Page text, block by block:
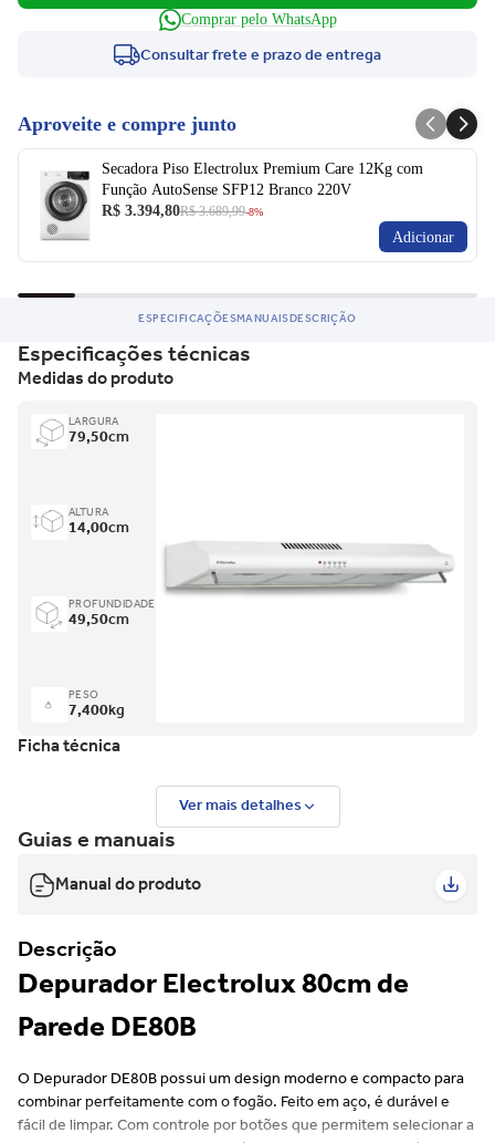
tiveram suas embalagens danificadas, ou serem apenas ponta de
estoque, não tendo nenhum dano.
fabricação.
Ficou com dúvida e não quer perder a oportunidade?
Entre em contato para saber mais do produto.
Comprar pelo WhatsApp
Consultar frete e prazo de entrega
Aproveite e compre junto
Secadora Piso Electrolux Premium Care 12Kg com
Função AutoSense SFP12 Branco 220V
R$ 3.394,80R$ 3.689,99-8%
Adicionar
ESPECIFICAÇÕESMANUAISDESCRIÇÃO
Especificações técnicas
Medidas do produto
LARGURA
79,50cm
ALTURA
14,00cm
PROFUNDIDADE
49,50cm
PESO
7,400kg
Ficha técnica
Ver mais detalhes
Guias e manuais
Manual do produto
Descrição
Depurador Electrolux 80cm de
Parede DE80B
O Depurador DE80B possui um design moderno e compacto para
combinar perfeitamente com o fogão. Feito em aço, é durável e
fácil de limpar. Com controle por botões que permitem selecionar a